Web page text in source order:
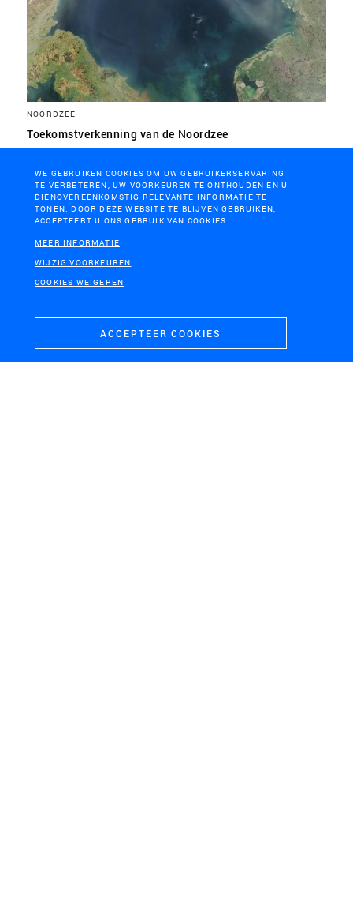
NOORDZEE
Toekomstverkenning van de Noordzee
WE GEBRUIKEN COOKIES OM UW GEBRUIKERSERVARING
TE VERBETEREN, UW VOORKEUREN TE ONTHOUDEN EN U
DIENOVEREENKOMSTIG RELEVANTE INFORMATIE TE
TONEN. DOOR DEZE WEBSITE TE BLIJVEN GEBRUIKEN,
ACCEPTEERT U ONS GEBRUIK VAN COOKIES.
MEER INFORMATIE
WIJZIG VOORKEUREN
COOKIES WEIGEREN
ACCEPTEER COOKIES